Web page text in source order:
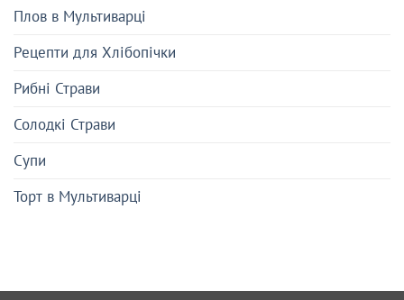
Плов в Мультиварці
Рецепти для Хлібопічки
Рибні Страви
Солодкі Страви
Супи
Торт в Мультиварці